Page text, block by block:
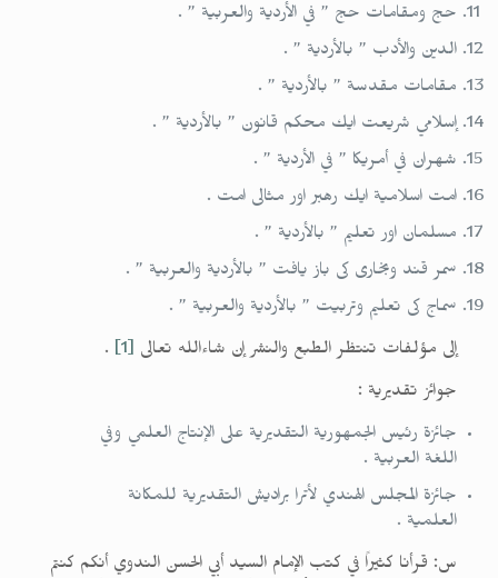
حج ومقامات حج ” في الأردية والعربية ” .
الدين والأدب ” بالأردية ” .
مقامات مقدسة ” بالأردية ” .
إسلامي شريعت ايك محكم قانون ” بالأردية ” .
شهران في أمريكا ” في الأردية ” .
امت اسلامية ايك رهبر اور مثالى امت .
مسلمان اور تعليم ” بالأردية ” .
سمر قند وبخارى كى باز يافت ” بالأردية والعربية ” .
سماج كى تعليم وتربيت ” بالأردية والعربية ” .
إلى مؤلفات تنتظر الطبع والنشر إن شاءالله تعالى [1]
.
جوائز تقديرية :
جائزة رئيس الجمهورية التقديرية على الإنتاج العلمي وفي
اللغة العربية .
جائزة المجلس الهندي لأترا براديش التقديرية للمكانة
العلمية .
س: قرأنا كثيراً في كتب الإمام السيد أبي الحسن الندوي أنكم كنتم